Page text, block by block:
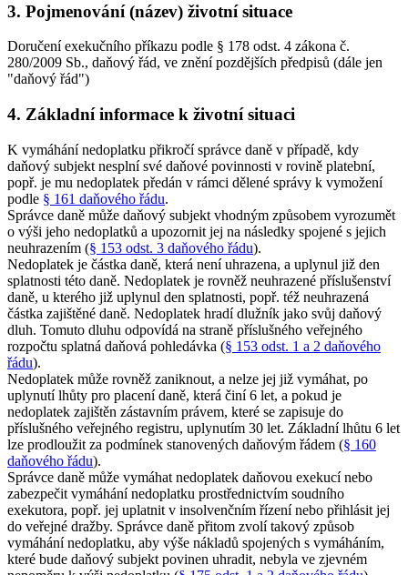
3. Pojmenování (název) životní situace
Doručení exekučního příkazu podle § 178 odst. 4 zákona č.
280/2009 Sb., daňový řád, ve znění pozdějších předpisů (dále jen
"daňový řád")
4. Základní informace k životní situaci
K vymáhání nedoplatku přikročí správce daně v případě, kdy
daňový subjekt nesplní své daňové povinnosti v rovině platební,
popř. je mu nedoplatek předán v rámci dělené správy k vymožení
podle § 161 daňového řádu.
Správce daně může daňový subjekt vhodným způsobem vyrozumět
o výši jeho nedoplatků a upozornit jej na následky spojené s jejich
neuhrazením (§ 153 odst. 3 daňového řádu).
Nedoplatek je částka daně, která není uhrazena, a uplynul již den
splatnosti této daně. Nedoplatek je rovněž neuhrazené příslušenství
daně, u kterého již uplynul den splatnosti, popř. též neuhrazená
částka zajištěné daně. Nedoplatek hradí dlužník jako svůj daňový
dluh. Tomuto dluhu odpovídá na straně příslušného veřejného
rozpočtu splatná daňová pohledávka (§ 153 odst. 1 a 2 daňového
řádu).
Nedoplatek může rovněž zaniknout, a nelze jej již vymáhat, po
uplynutí lhůty pro placení daně, která činí 6 let, a pokud je
nedoplatek zajištěn zástavním právem, které se zapisuje do
příslušného veřejného registru, uplynutím 30 let. Základní lhůtu 6 let
lze prodloužit za podmínek stanovených daňovým řádem (§ 160
daňového řádu).
Správce daně může vymáhat nedoplatek daňovou exekucí nebo
zabezpečit vymáhání nedoplatku prostřednictvím soudního
exekutora, popř. jej uplatnit v insolvenčním řízení nebo přihlásit jej
do veřejné dražby. Správce daně přitom zvolí takový způsob
vymáhání nedoplatku, aby výše nákladů spojených s vymáháním,
které bude daňový subjekt povinen uhradit, nebyla ve zjevném